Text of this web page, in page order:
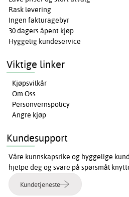
Rask levering
Ingen fakturagebyr
30 dagers åpent kjøp
Hyggelig kundeservice
Viktige linker
Kjøpsvilkår
Om Oss
Personvernspolicy
Angre kjøp
Kundesupport
Våre kunnskapsrike og hyggelige
hjelpe deg og svare på spørsmål
Kundetjeneste